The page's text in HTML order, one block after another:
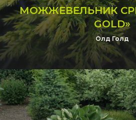
МОЖЖЕВЕЛЬНИК
GOLD»
Олд Голд